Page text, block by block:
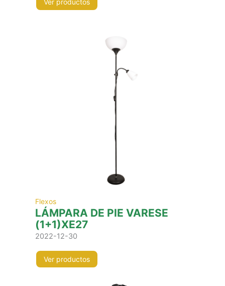
Flexos
LÁMPARA DE PIE VARESE
(1+1)XE27
2022-12-30
Ver productos